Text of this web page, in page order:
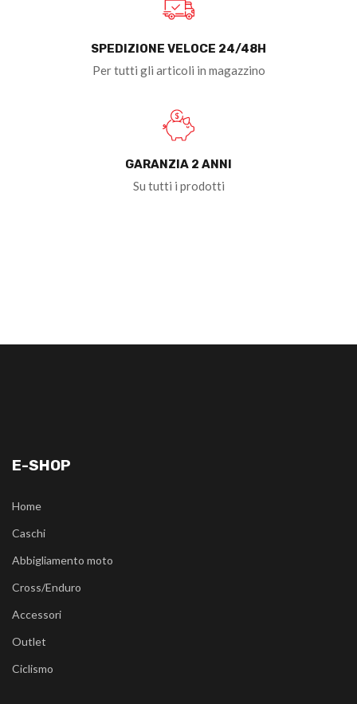
SPEDIZIONE VELOCE 24/48H
Per tutti gli articoli in magazzino
GARANZIA 2 ANNI
Su tutti i prodotti
E-SHOP
Home
Caschi
Abbigliamento moto
Cross/Enduro
Accessori
Outlet
Ciclismo